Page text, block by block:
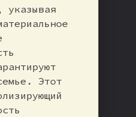
указывая
Этот